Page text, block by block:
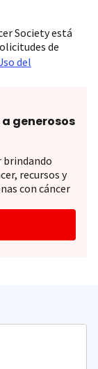
Society está
de
del
generosos
brindando
recursos y
con cáncer